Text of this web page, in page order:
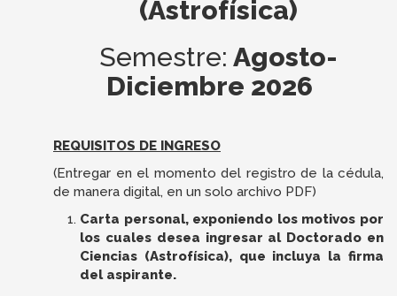
(Astrofísica)
Semestre: Agosto-
Diciembre 2026
REQUISITOS DE INGRESO
(Entregar en el momento del registro de la cédula,
de manera digital, en un solo archivo PDF)
Carta personal, exponiendo los motivos por
los cuales desea ingresar al Doctorado en
Ciencias (Astrofísica), que incluya la firma
del aspirante.